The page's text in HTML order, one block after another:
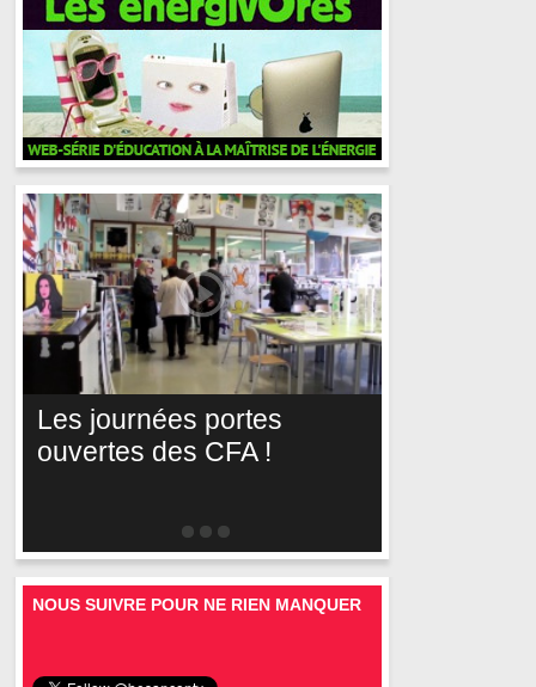
Les journées portes
ouvertes des CFA !
NOUS SUIVRE POUR NE RIEN MANQUER